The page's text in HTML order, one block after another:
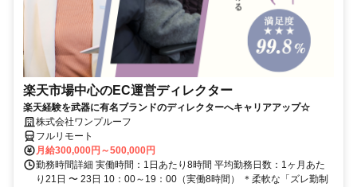
楽天市場中心のEC運営ディレクター
楽天経験を武器に有名ブランドのディレクターへキャリアアップ☆
株式会社ワンプルーフ
フルリモート
月給300,000円～500,000円
勤務時間詳細 実働時間：1日あたり8時間 平均勤務日数：1ヶ月あた
り21日 〜 23日 10：00～19：00（実働8時間） ＊柔軟な「ズレ勤制